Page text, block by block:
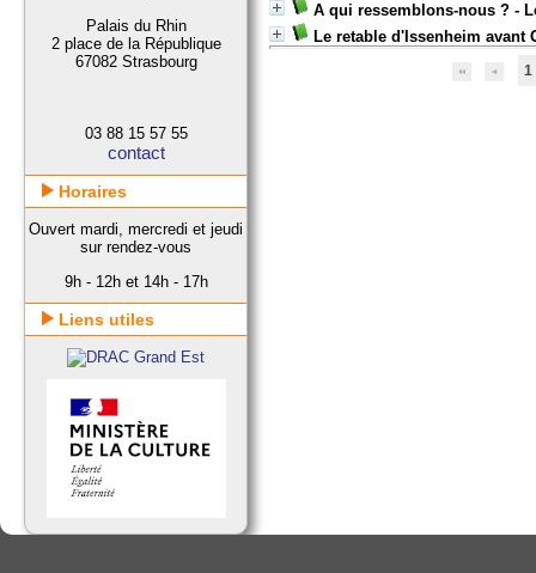
A qui ressemblons-nous ? -
Le retable d'Issenheim avant
1
Palais du Rhin
2 place de la République
67082 Strasbourg
03 88 15 57 55
contact
Horaires
Ouvert mardi, mercredi et jeudi
sur rendez-vous
9h - 12h et 14h - 17h
Liens utiles